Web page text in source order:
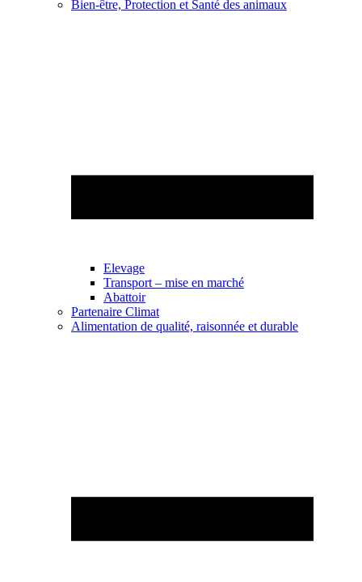
Bien-être, Protection et Santé des animaux
Elevage
Transport – mise en marché
Abattoir
Partenaire Climat
Alimentation de qualité, raisonnée et durable